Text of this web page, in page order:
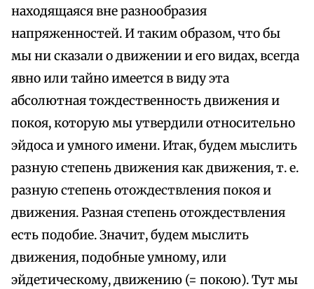
находящаяся вне разнообразия
напряженностей. И таким образом, что бы
мы ни сказали о движении и его видах, всегда
явно или тайно имеется в виду эта
абсолютная тождественность движения и
покоя, которую мы утвердили относительно
эйдоса и умного имени. Итак, будем мыслить
разную степень движения как движения, т. е.
разную степень отождествления покоя и
движения. Разная степень отождествления
есть подобие. Значит, будем мыслить
движения, подобные умному, или
эйдетическому, движению (= покою). Тут мы